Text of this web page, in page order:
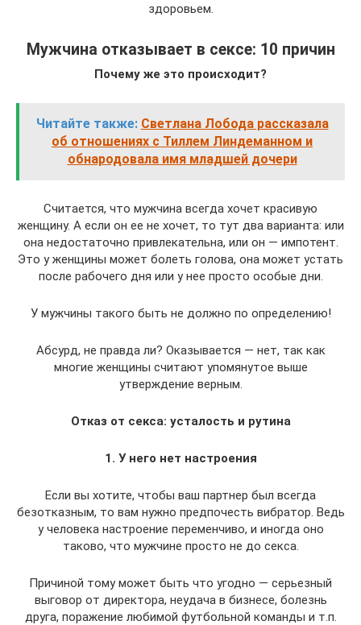
здоровьем.
Мужчина отказывает в сексе: 10 причин
Почему же это происходит?
Читайте также: Светлана Лобода рассказала
об отношениях с Тиллем Линдеманном и
обнародовала имя младшей дочери
Считается, что мужчина всегда хочет красивую
женщину. А если он ее не хочет, то тут два варианта: или
она недостаточно привлекательна, или он — импотент.
Это у женщины может болеть голова, она может устать
после рабочего дня или у нее просто особые дни.
У мужчины такого быть не должно по определению!
Абсурд, не правда ли? Оказывается — нет, так как
многие женщины считают упомянутое выше
утверждение верным.
Отказ от секса: усталость и рутина
1. У него нет настроения
Если вы хотите, чтобы ваш партнер был всегда
безотказным, то вам нужно предпочесть вибратор. Ведь
у человека настроение переменчиво, и иногда оно
таково, что мужчине просто не до секса.
Причиной тому может быть что угодно — серьезный
выговор от директора, неудача в бизнесе, болезнь
друга, поражение любимой футбольной команды и т.п.